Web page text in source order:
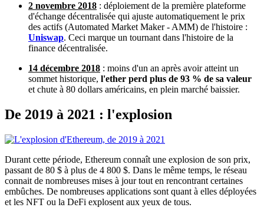
2 novembre 2018 : déploiement de la première plateforme
d'échange décentralisée qui ajuste automatiquement le prix
des actifs (Automated Market Maker - AMM) de l'histoire :
Uniswap. Ceci marque un tournant dans l'histoire de la
finance décentralisée.
14 décembre 2018 : moins d'un an après avoir atteint un
sommet historique, l'ether perd plus de 93 % de sa valeur
et chute à 80 dollars américains, en plein marché baissier.
De 2019 à 2021 : l'explosion
Durant cette période, Ethereum connaît une explosion de son prix,
passant de 80 $ à plus de 4 800 $. Dans le même temps, le réseau
connait de nombreuses mises à jour tout en rencontrant certaines
embûches. De nombreuses applications sont quant à elles déployées
et les NFT ou la DeFi explosent aux yeux de tous.